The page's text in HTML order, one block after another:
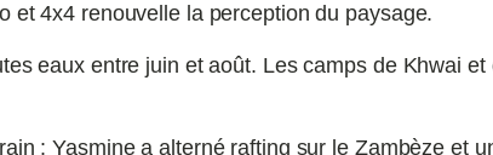
et 4x4 renouvelle la perception du paysage.
eaux entre juin et août. Les camps de Khwai
: Yasmine a alterné rafting sur le Zambèze et